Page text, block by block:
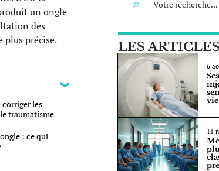
un ongle
des
plus précise.
corriger les
traumatisme
: ce qui
LES
6
11